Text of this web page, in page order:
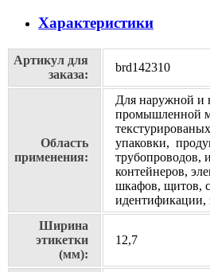
Характеристики
Артикул для
заказа:
brd142310
Область
применения:
Для наружной и
промышленной
упаковки,
трубопроводов,
контейнеров,
шкафов, щитов,
идентификации,
Ширина
этикетки
(мм):
12,7